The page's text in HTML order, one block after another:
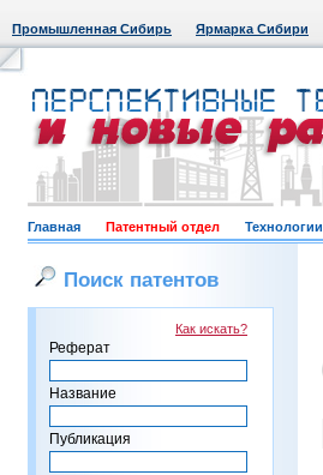
Промышленная Сибирь Ярмарка Сибири
Главная Патентный отдел Технологии
Поиск патентов
Как искать?
Реферат
Название
Публикация